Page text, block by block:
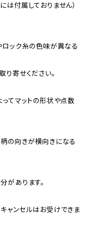
は付属しておりません）
ロック糸の色味が異なる
り寄せください。
ってマットの形状や点数
の向きが横向きになる
があります。
ャンセルはお受けできま